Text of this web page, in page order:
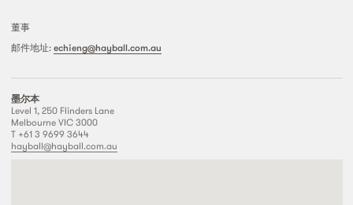
董事
邮件地址: echieng@hayball.com.au
墨尔本
Level 1, 250 Flinders Lane
Melbourne VIC 3000
T +61 3 9699 3644
hayball@hayball.com.au